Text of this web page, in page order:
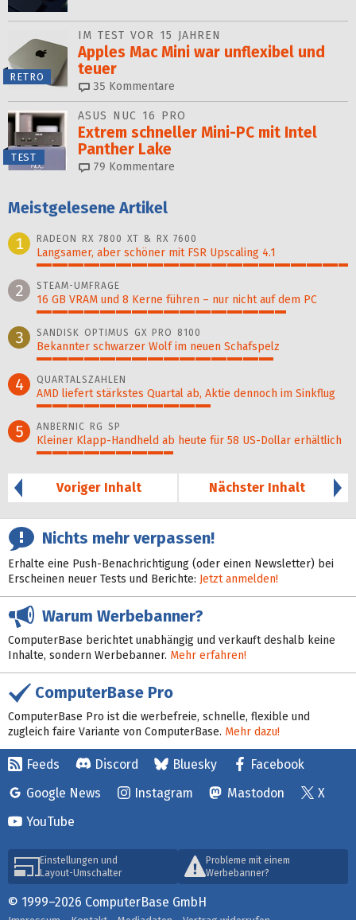
RETRO
IM TEST VOR 15 JAHREN
Apples Mac Mini war unflexibel und
teuer
35 Kommentare
TEST
ASUS NUC 16 PRO
Extrem schneller Mini-PC mit Intel
Panther Lake
79 Kommentare
Meistgelesene Artikel
1
RADEON RX 7800 XT & RX 7600
Langsamer, aber schöner mit FSR Upscaling 4.1
2 STEAM-UMFRAGE
16 GB VRAM und 8 Kerne führen – nur nicht auf dem PC
3 SANDISK OPTIMUS GX PRO 8100
Bekannter schwarzer Wolf im neuen Schafspelz
4 QUARTALSZAHLEN
AMD liefert stärkstes Quartal ab, Aktie dennoch im Sinkflug
5 ANBERNIC RG SP
Kleiner Klapp-Hand­held ab heute für 58 US-Dollar er­hält­lich
Voriger Inhalt
Nächster Inhalt
Nichts mehr verpassen!
Erhalte eine Push-Benachrichtigung (oder einen Newsletter) bei
Erscheinen neuer Tests und Berichte: Jetzt anmelden!
Warum Werbebanner?
ComputerBase berichtet unabhängig und verkauft deshalb keine
Inhalte, sondern Werbebanner. Mehr erfahren!
ComputerBase Pro
ComputerBase Pro ist die werbefreie, schnelle, flexible und
zugleich faire Variante von ComputerBase. Mehr dazu!
Feeds Discord Bluesky
Facebook
Google News
Instagram Mastodon
X
YouTube
Einstellungen und
Layout-Umschalter
Probleme mit einem
Werbebanner?
© 1999–2026 ComputerBase GmbH